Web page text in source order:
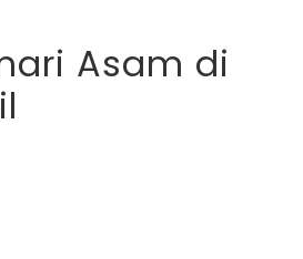
Asam di